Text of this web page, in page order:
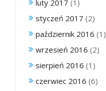
luty 2017 (1)
styczeń 2017 (2)
październik 2016 (1)
wrzesień 2016 (2)
sierpień 2016 (1)
czerwiec 2016 (6)